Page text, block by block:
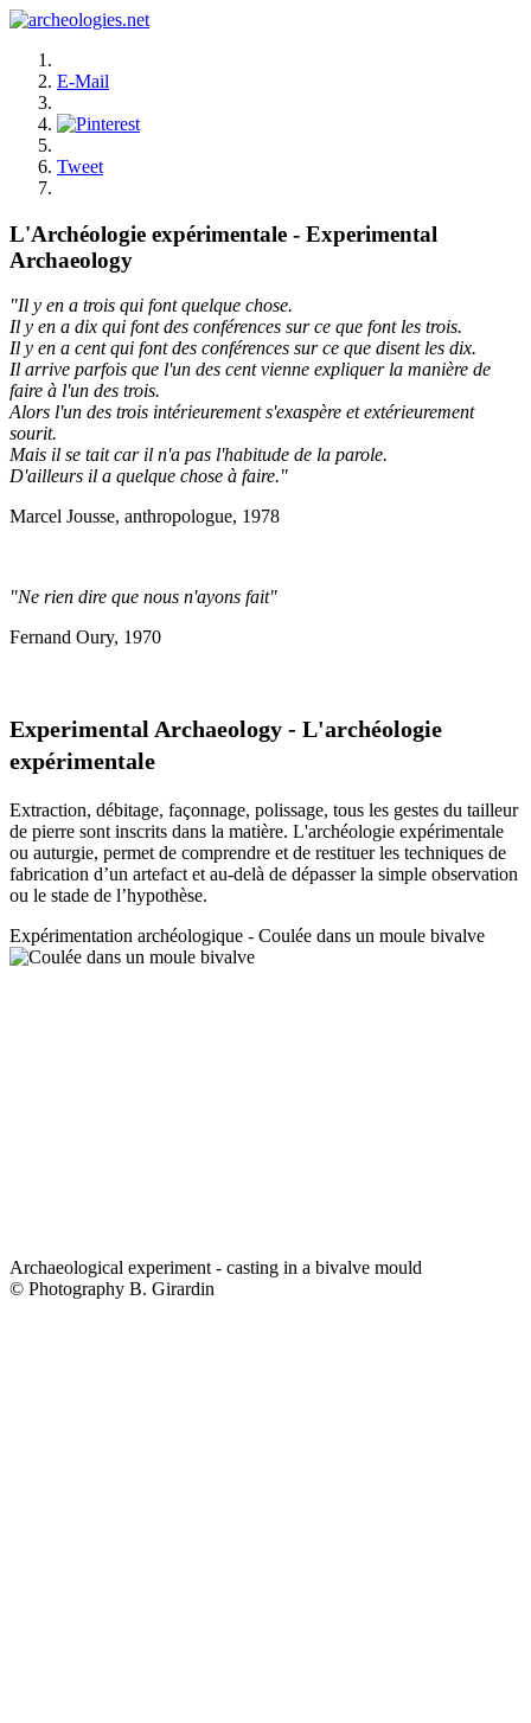
E-Mail
Tweet
L'Archéologie expérimentale - Experimental
Archaeology
"Il y en a trois qui font quelque chose.
Il y en a dix qui font des conférences sur ce que font les trois.
Il y en a cent qui font des conférences sur ce que disent les dix.
Il arrive parfois que l'un des cent vienne expliquer la manière de
faire à l'un des trois.
Alors l'un des trois intérieurement s'exaspère et extérieurement
sourit.
Mais il se tait car il n'a pas l'habitude de la parole.
D'ailleurs il a quelque chose à faire."
Marcel Jousse, anthropologue, 1978
"Ne rien dire que nous n'ayons fait"
Fernand Oury, 1970
Experimental Archaeology - L'archéologie
expérimentale
Extraction, débitage, façonnage, polissage, tous les gestes du tailleur
de pierre sont inscrits dans la matière. L'archéologie expérimentale
ou auturgie, permet de comprendre et de restituer les techniques de
fabrication d’un artefact et au-delà de dépasser la simple observation
ou le stade de l’hypothèse.
Expérimentation archéologique - Coulée dans un moule bivalve
Archaeological experiment - casting in a bivalve mould
© Photography B. Girardin